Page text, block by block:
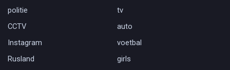
politie
tv
CCTV
auto
Instagram
voetbal
Rusland
girls